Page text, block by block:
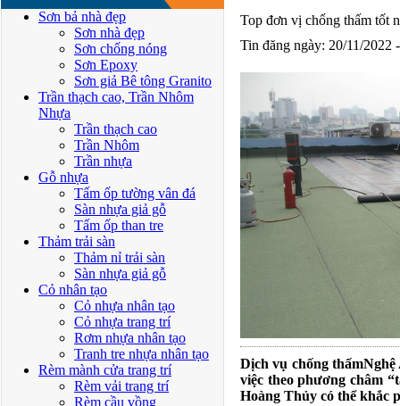
Sơn bả nhà đẹp
Sơn nhà đẹp
Sơn chống nóng
Sơn Epoxy
Sơn giả Bê tông Granito
Trần thạch cao, Trần Nhôm
Nhựa
Trần thạch cao
Trần Nhôm
Trần nhựa
Gỗ nhựa
Tấm ốp tường vân đá
Sàn nhựa giả gỗ
Tấm ốp than tre
Thảm trải sàn
Thảm nỉ trải sàn
Sàn nhựa giả gỗ
Cỏ nhân tạo
Cỏ nhựa nhân tạo
Cỏ nhựa trang trí
Rơm nhựa nhân tạo
Tranh tre nhựa nhân tạo
Rèm mành cửa trang trí
Rèm vải trang trí
Rèm cầu vồng
Top đơn vị chống thấm tốt
Tin đăng ngày: 20/11/2022
Dịch vụ chống
việc theo phương châm
Hoàng Thủy có thể khắc